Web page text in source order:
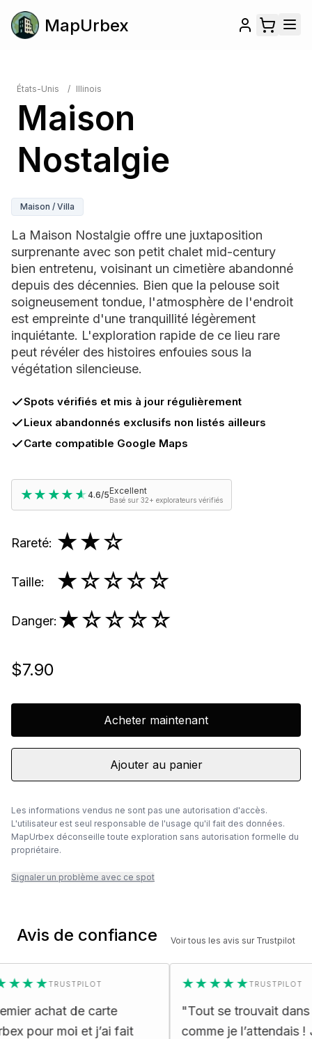
MapUrbex
États-Unis / Illinois
Maison
Nostalgie
Maison / Villa
La Maison Nostalgie offre une juxtaposition
surprenante avec son petit chalet mid-century
bien entretenu, voisinant un cimetière abandonné
depuis des décennies. Bien que la pelouse soit
soigneusement tondue, l'atmosphère de l'endroit
est empreinte d'une tranquillité légèrement
inquiétante. L'exploration rapide de ce lieu rare
peut révéler des histoires enfouies sous la
végétation silencieuse.
Spots vérifiés et mis à jour régulièrement
Lieux abandonnés exclusifs non listés ailleurs
Carte compatible Google Maps
★★★★★
★★★★★4.6/5Excellent
Basé sur 32+ explorateurs vérifiés
Rareté: ★★☆
Taille: ★☆☆☆☆
Danger: ★☆☆☆☆
$7.90
Acheter maintenant
Ajouter au panier
Les informations vendus ne sont pas une autorisation d'accès.
L'utilisateur est seul responsable de l'usage qu'il fait des données.
MapUrbex déconseille toute exploration sans autorisation formelle du
propriétaire.
Signaler un problème avec ce spot
Avis de confiance Voir tous les avis sur Trustpilot
TRUSTPILOT
achat de carte
moi et j’ai fait
★★★★★TRUSTPILOT
Tout se trouvait dans la
comme je l’attendais ! Je ne